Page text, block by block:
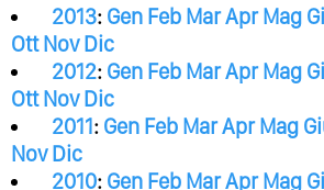
2013: Gen Feb MarApr Mag
Ott Nov Dic
2012: Gen Feb MarApr Mag
Ott Nov Dic
2011: Gen Feb MarApr Mag
Nov Dic
2010: Gen Feb MarApr Mag